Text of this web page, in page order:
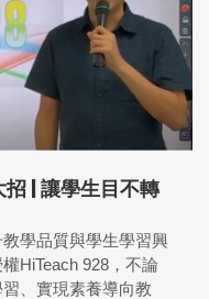
| 讓學生目不轉
學品質與學生學習興
HiTeach 928，不論
、實現素養導向教